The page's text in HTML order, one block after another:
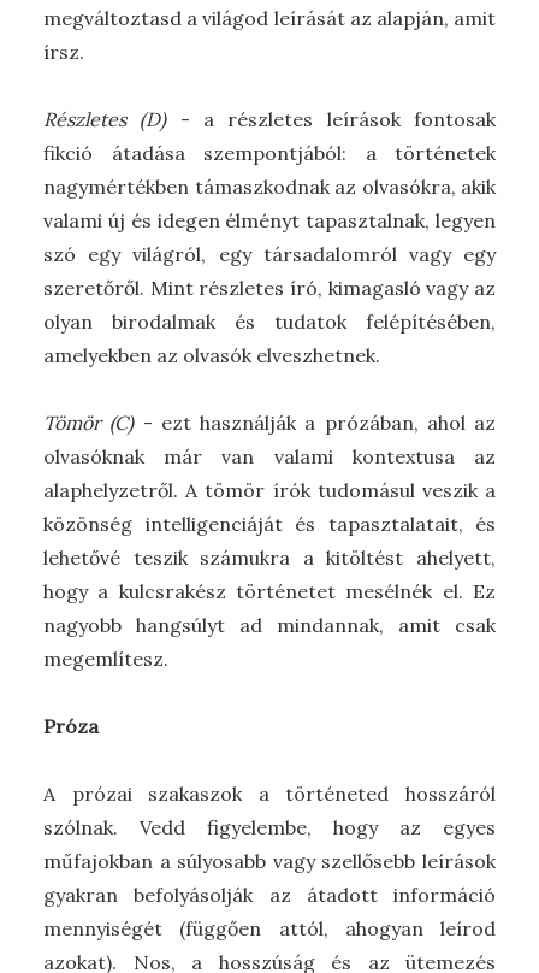
megváltoztasd a világod leírását az alapján, amit
írsz.
Részletes (D)- a részletes leírások fontosak
fikció átadása szempontjából: a történetek
nagymértékben támaszkodnak az olvasókra, akik
valami új és idegen élményt tapasztalnak, legyen
szó egy világról, egy társadalomról vagy egy
szeretőről. Mint részletes író, kimagasló vagy az
olyan birodalmak és tudatok felépítésében,
amelyekben az olvasók elveszhetnek.
Tömör (C)- ezt használják a prózában, ahol az
olvasóknak már van valami kontextusa az
alaphelyzetről. A tömör írók tudomásul veszik a
közönség intelligenciáját és tapasztalatait, és
lehetővé teszik számukra a kitöltést ahelyett,
hogy a kulcsrakész történetet mesélnék el. Ez
nagyobb hangsúlyt ad mindannak, amit csak
megemlítesz.
Próza
A prózai szakaszok a történeted hosszáról
szólnak. Vedd figyelembe, hogy az egyes
műfajokban a súlyosabb vagy szellősebb leírások
gyakran befolyásolják az átadott információ
mennyiségét (függően attól, ahogyan leírod
azokat). Nos, a hosszúság és az ütemezés